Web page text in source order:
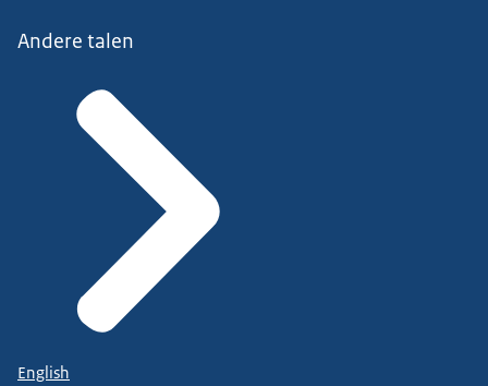
Andere talen
English